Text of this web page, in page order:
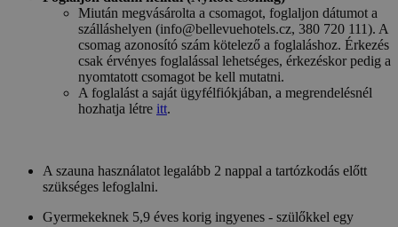
Miután megvásárolta a csomagot, foglaljon dátumot a
szálláshelyen (info@bellevuehotels.cz, 380 720 111). A
csomag azonosító szám kötelező a foglaláshoz. Érkezés
csak érvényes foglalással lehetséges, érkezéskor pedig a
nyomtatott csomagot be kell mutatni.
A foglalást a saját ügyfélfiókjában, a megrendelésnél
hozhatja létre itt.
A szauna használatot legalább 2 nappal a tartózkodás előtt
szükséges lefoglalni.
Gyermekeknek 5,9 éves korig ingyenes - szülőkkel egy